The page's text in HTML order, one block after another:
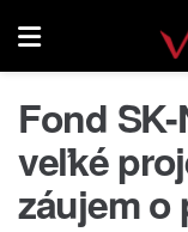
Fond
veľké
záujem